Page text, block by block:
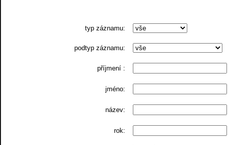
typ záznamu:
podtyp záznamu:
příjmení :
jméno:
název:
rok: